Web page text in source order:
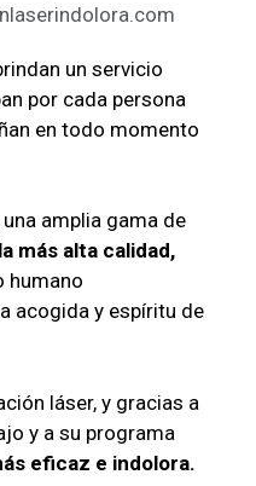
un servicio
por cada persona
en todo momento
amplia gama de
más alta calidad,
humano
acogida y espíritu de
láser, y gracias a
y a su programa
eficaz e indolora.